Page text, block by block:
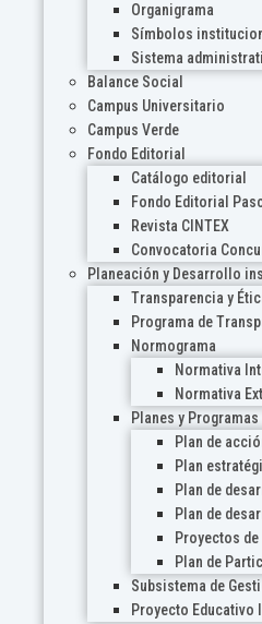
Organigrama
Símbolos
Sistema
Balance Social
Campus Universitario
Campus Verde
Fondo Editorial
Catálogo editorial
Fondo Editorial
Revista CINTEX
Convocatoria
Planeación y Desarrollo
Transparencia y
Programa de
Normograma
Normativa
Normativa
Planes y Programas
Plan de
Plan
Plan de
Plan de
Proyectos
Plan de
Subsistema de
Proyecto Educativo